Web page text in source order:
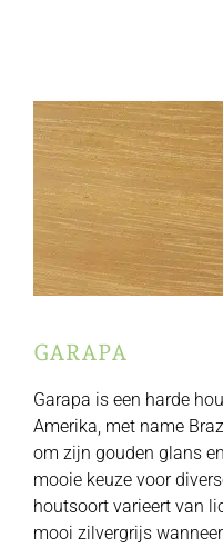
GARAPA
Garapa is een harde
Amerika, met name
om zijn gouden glans
mooie keuze voor
houtsoort varieert van
mooi zilvergrijs